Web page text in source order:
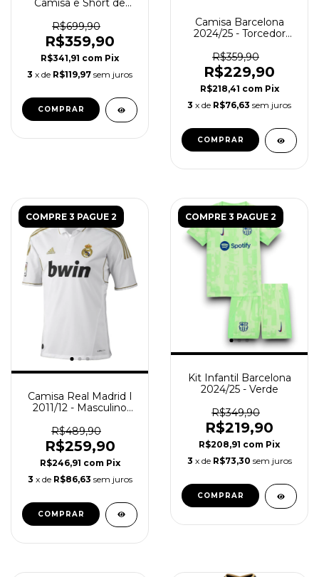
Camisa e Short de
R$699,90
R$359,90
R$341,91 com Pix
3 x de R$119,97 sem juros
COMPRAR
Camisa Barcelona
2024/25 - Torcedor
R$359,90
R$229,90
R$218,41 com Pix
3 x de R$76,63 sem juros
COMPRAR
COMPRE 3 PAGUE 2
Camisa Real Madrid I
2011/12 - Masculino
R$489,90
R$259,90
R$246,91 com Pix
3 x de R$86,63 sem juros
COMPRAR
COMPRE 3 PAGUE 2
Kit Infantil Barcelona
2024/25 - Verde
R$349,90
R$219,90
R$208,91 com Pix
3 x de R$73,30 sem juros
COMPRAR